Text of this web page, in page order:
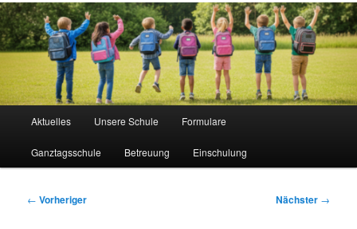
Aktuelles Unsere Schule Formulare
Ganztagsschule Betreuung Einschulung
Beitragsnavigation
← Vorheriger Nächster →